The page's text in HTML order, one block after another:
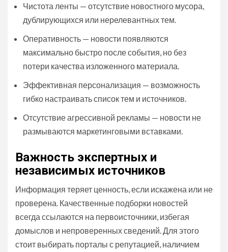
Чистота ленты — отсутствие новостного мусора,
дублирующихся или нерелевантных тем.
Оперативность — новости появляются
максимально быстро после события, но без
потери качества изложенного материала.
Эффективная персонализация — возможность
гибко настраивать список тем и источников.
Отсутствие агрессивной рекламы — новости не
размываются маркетинговыми вставками.
Важность экспертных и
независимых источников
Информация теряет ценность, если искажена или не
проверена. Качественные подборки новостей
всегда ссылаются на первоисточники, избегая
домыслов и непроверенных сведений. Для этого
стоит выбирать порталы с репутацией, наличием